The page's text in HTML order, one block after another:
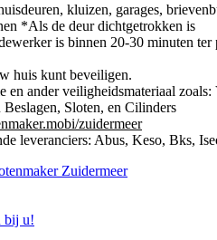
kluizen, garages,
*Als de deur dichtgetrokken is
is binnen 20-30 minuten ter
huis kunt beveiligen.
en ander veiligheidsmateriaal
Sloten, en Cilinders
zuidermeer
leveranciers: Abus, Keso, Bks,
Zuidermeer
bij u!